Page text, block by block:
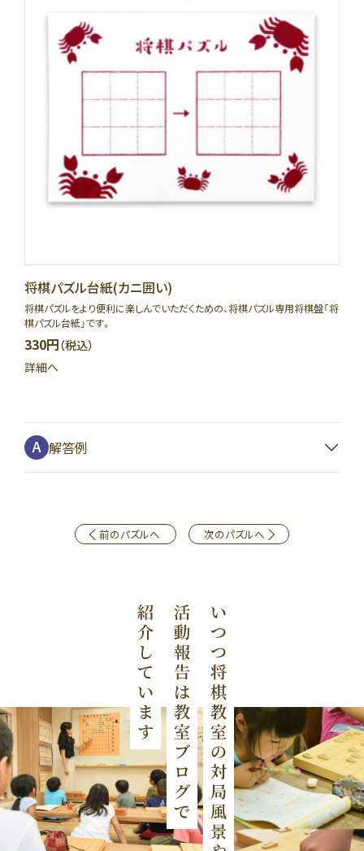
将棋パズル台紙(カニ囲い)
将棋パズルをより便利に楽しんでいただくための、将棋パズル専用将棋盤「将
棋パズル台紙」です。
330円（税込）
詳細へ
解答例
前のパズルへ 次のパズルへ